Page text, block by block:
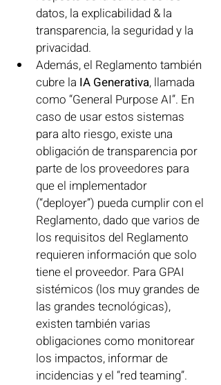
datos, la explicabilidad & la
transparencia, la seguridad y la
privacidad.
Además, el Reglamento también
cubre la IA Generativa, llamada
como “General Purpose AI”. En
caso de usar estos sistemas
para alto riesgo, existe una
obligación de transparencia por
parte de los proveedores para
que el implementador
(“deployer”) pueda cumplir con el
Reglamento, dado que varios de
los requisitos del Reglamento
requieren información que solo
tiene el proveedor. Para GPAI
sistémicos (los muy grandes de
las grandes tecnológicas),
existen también varias
obligaciones como monitorear
los impactos, informar de
incidencias y el “red teaming”.